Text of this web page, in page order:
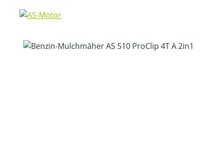
Bildergalerie überspringen